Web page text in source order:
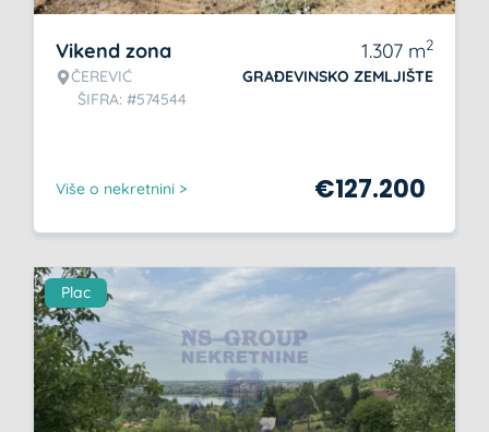
Vikend zona
ČEREVIĆ
ŠIFRA: #574544
1.307 m2
GRAĐEVINSKO ZEMLJIŠTE
Više o nekretnini > €127.200
Plac